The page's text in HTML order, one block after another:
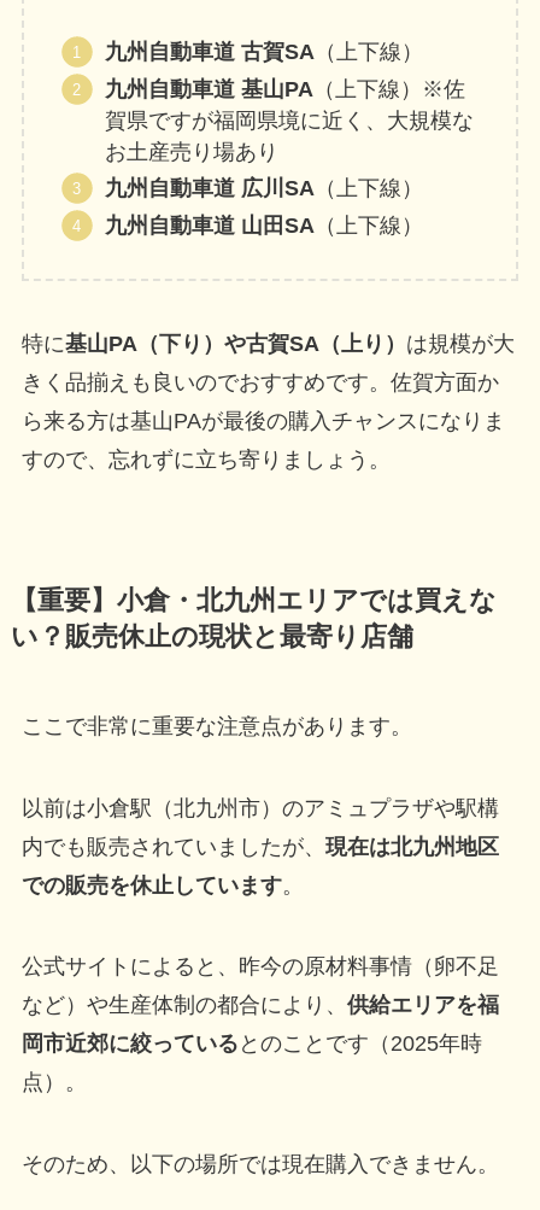
九州自動車道 古賀SA （上下線）
九州自動車道 基山PA （上下線）※佐
賀県ですが福岡県境に近く、大規模な
お土産売り場あり
九州自動車道 広川SA （上下線）
九州自動車道 山田SA （上下線）
特に基山PA（下り）や古賀SA（上り） は規模が大
きく品揃えも良いのでおすすめです。佐賀方面か
ら来る方は基山PAが最後の購入チャンスになりま
すので、忘れずに立ち寄りましょう。
【重要】小倉・北九州エリアでは買えな
い？販売休止の現状と最寄り店舗
ここで非常に重要な注意点があります。
以前は小倉駅（北九州市）のアミュプラザや駅構
内でも販売されていましたが、 現在は北九州地区
での販売を休止しています。
公式サイトによると、昨今の原材料事情（卵不足
など）や生産体制の都合により、 供給エリアを福
岡市近郊に絞っている とのことです（2025年時
点）。
そのため、以下の場所では現在購入できません。